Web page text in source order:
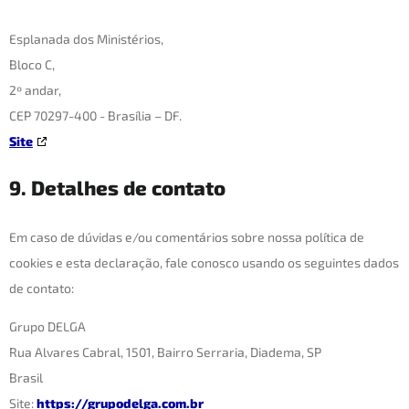
Esplanada dos Ministérios,
Bloco C,
2º andar,
CEP 70297-400 - Brasília – DF.
Site
9. Detalhes de contato
Em caso de dúvidas e/ou comentários sobre nossa política de
cookies e esta declaração, fale conosco usando os seguintes dados
de contato:
Grupo DELGA
Rua Alvares Cabral, 1501, Bairro Serraria, Diadema, SP
Brasil
Site:https://grupodelga.com.br